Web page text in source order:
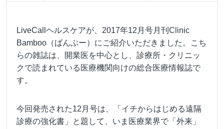
LiveCallヘルスケアが、2017年12月号月刊Clinic
Bamboo（ばんぶー）にご紹介いただきました。こち
らの雑誌は、開業医を中心とし、診療所・クリニッ
クで読まれている医療機関向けの総合医療情報誌で
す。
今回発売された12月号は、「イチからはじめる遠隔
診療の強化書」と題して、いま医療業界で「外来」